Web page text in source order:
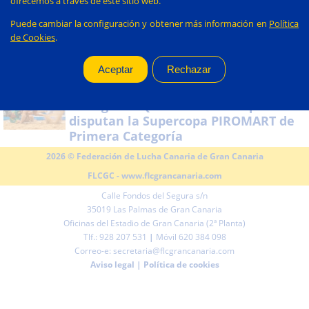
la lucha canaria de Gran Canaria
disputan la Supercopa PIROMART de
Primera Categoría
2026 © Federación de Lucha Canaria de Gran Canaria
FLCGC -www.flcgrancanaria.com
Calle Fondos del Segura s/n
35019 Las Palmas de Gran Canaria
Oficinas del Estadio de Gran Canaria (2ª Planta)
Tlf.: 928 207 531 | Móvil 620 384 098
Correo-e: secretaria@flcgrancanaria.com
Aviso legal | Política de cookies
Puede cambiar la configuración y obtener más información en Política
de Cookies.